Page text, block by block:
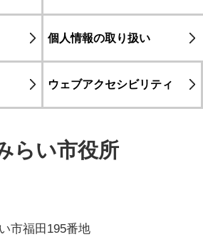
個人情報の取り扱い
ウェブアクセシビリティ
らい市役所
市福田195番地